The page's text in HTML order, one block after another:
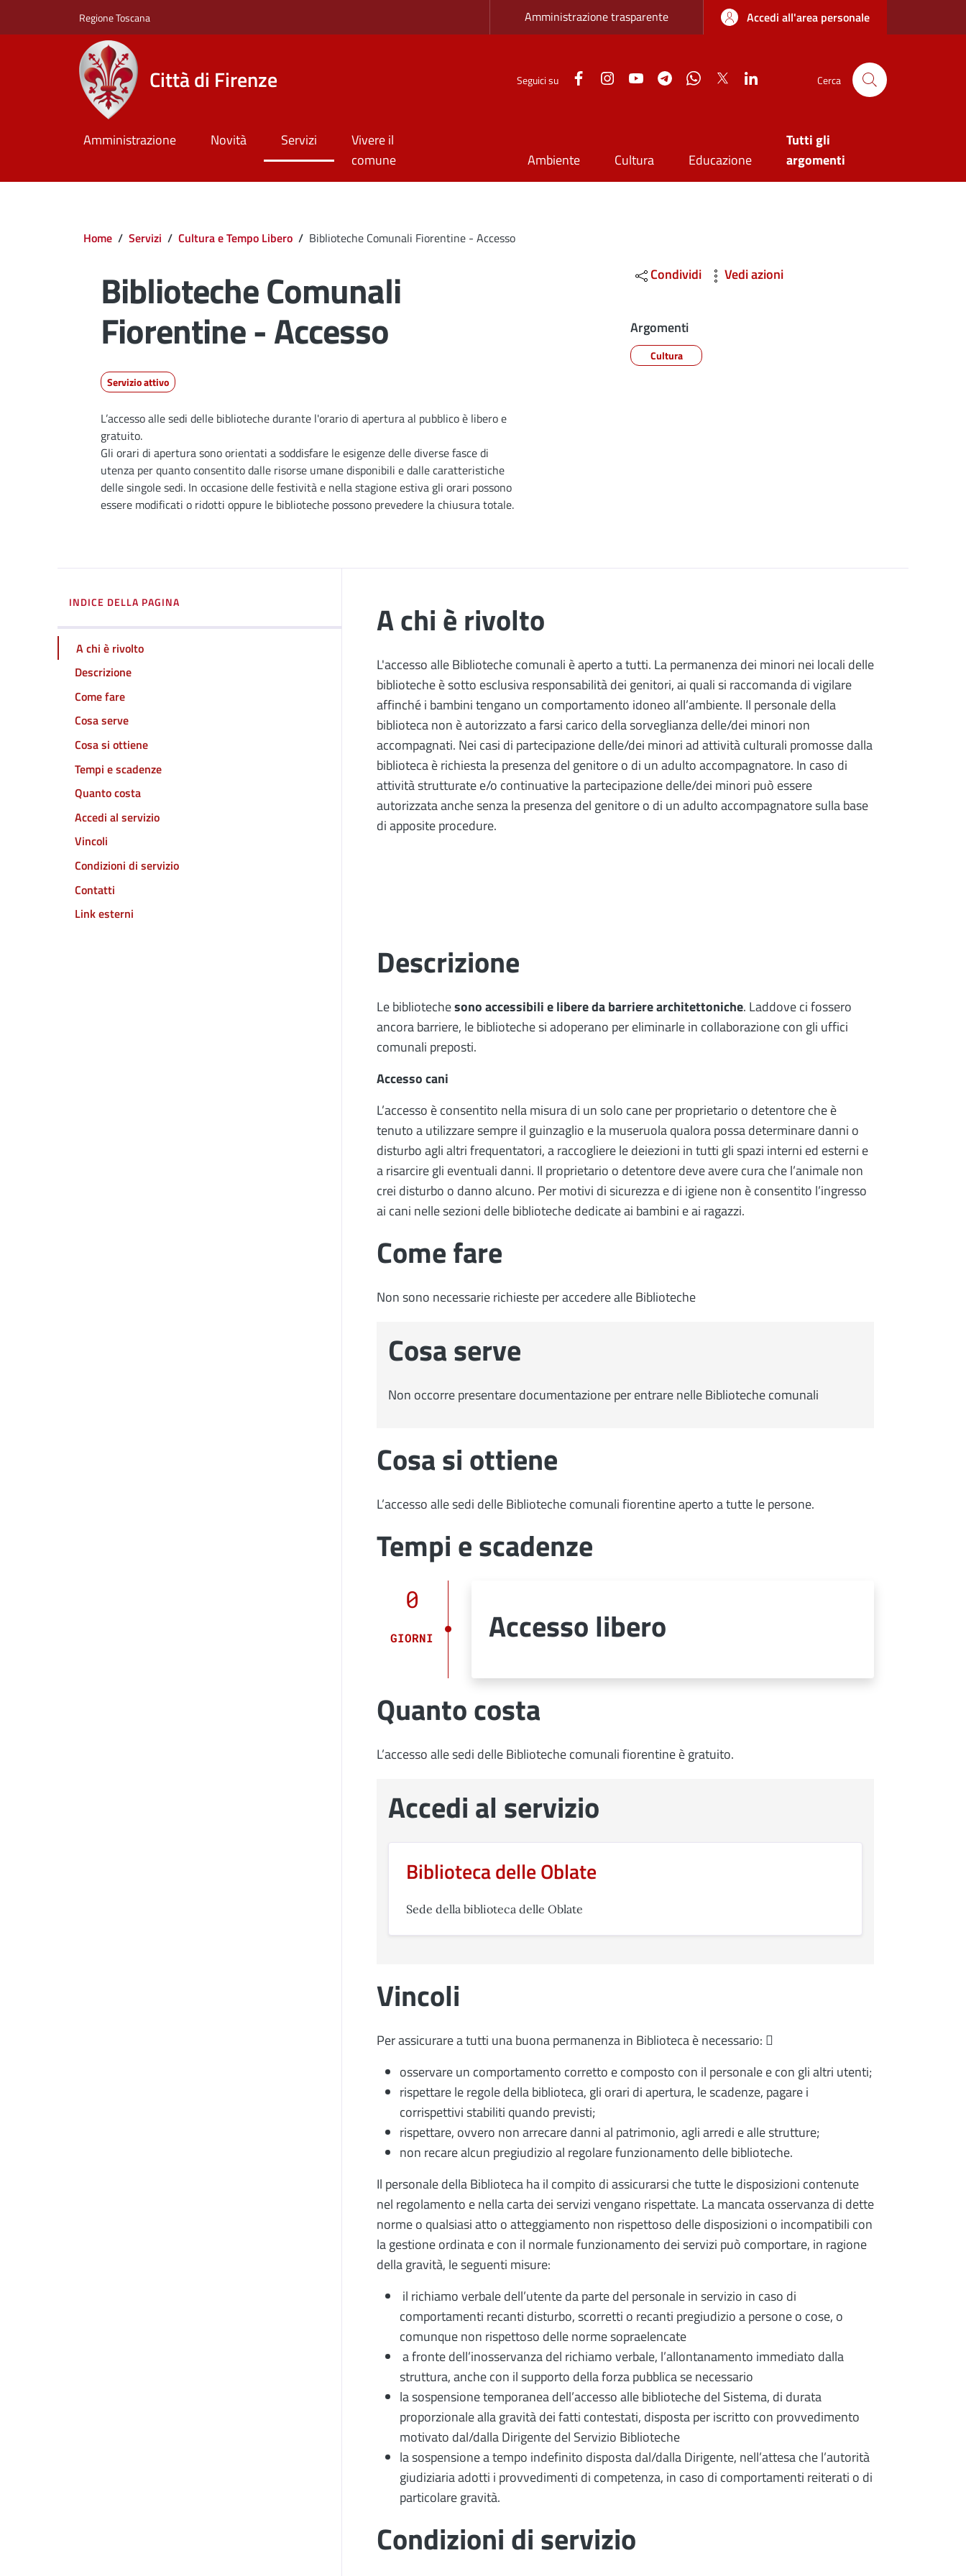
Regione Toscana Zona superiore sottile
Amministrazione trasparente Accedi all'area personale
Città di Firenze Seguici su FacebookInstagramYouTubeTelegramWhatsApp
Twitter Cerca
Amministrazione Novità Servizi
Vivere il
comune
Ambiente Cultura Educazione
Tutti gli
argomenti
Briciole di pane
Home / Servizi / Cultura e Tempo Libero / Biblioteche Comunali Fiorentine - Accesso
Biblioteche Comunali
Fiorentine - Accesso
Servizio attivo
Dettagli
L’accesso alle sedi delle biblioteche durante l'orario di apertura al pubblico è libero e
gratuito.
Gli orari di apertura sono orientati a soddisfare le esigenze delle diverse fasce di
utenza per quanto consentito dalle risorse umane disponibili e dalle caratteristiche
delle singole sedi. In occasione delle festività e nella stagione estiva gli orari possono
essere modificati o ridotti oppure le biblioteche possono prevedere la chiusura totale.
Condividi Vedi azioni
Argomenti
Cultura
INDICE DELLA PAGINA
A chi è rivolto
Descrizione
Come fare
Cosa serve
Cosa si ottiene
Tempi e scadenze
Quanto costa
Accedi al servizio
Vincoli
Condizioni di servizio
Contatti
Link esterni
A chi è rivolto
L'accesso alle Biblioteche comunali è aperto a tutti. La permanenza dei minori nei locali delle
biblioteche è sotto esclusiva responsabilità dei genitori, ai quali si raccomanda di vigilare
affinché i bambini tengano un comportamento idoneo all’ambiente. Il personale della
biblioteca non è autorizzato a farsi carico della sorveglianza delle/dei minori non
accompagnati. Nei casi di partecipazione delle/dei minori ad attività culturali promosse dalla
biblioteca è richiesta la presenza del genitore o di un adulto accompagnatore. In caso di
attività strutturate e/o continuative la partecipazione delle/dei minori può essere
autorizzata anche senza la presenza del genitore o di un adulto accompagnatore sulla base
di apposite procedure.
Descrizione
Le bibliotechesono accessibili e libere da barriere architettoniche. Laddove ci fossero
ancora barriere, le biblioteche si adoperano per eliminarle in collaborazione con gli uffici
comunali preposti.
Accesso cani
L’accesso è consentito nella misura di un solo cane per proprietario o detentore che è
tenuto a utilizzare sempre il guinzaglio e la museruola qualora possa determinare danni o
disturbo agli altri frequentatori, a raccogliere le deiezioni in tutti gli spazi interni ed esterni e
a risarcire gli eventuali danni. Il proprietario o detentore deve avere cura che l’animale non
crei disturbo o danno alcuno. Per motivi di sicurezza e di igiene non è consentito l’ingresso
ai cani nelle sezioni delle biblioteche dedicate ai bambini e ai ragazzi.
Come fare
Non sono necessarie richieste per accedere alle Biblioteche
Cosa serve
Non occorre presentare documentazione per entrare nelle Biblioteche comunali
Cosa si ottiene
L’accesso alle sedi delle Biblioteche comunali fiorentine aperto a tutte le persone.
Tempi e scadenze
0
GIORNI
Accesso libero
Quanto costa
L’accesso alle sedi delle Biblioteche comunali fiorentine è gratuito.
Accedi al servizio
Biblioteca delle Oblate
Sede della biblioteca delle Oblate
Vincoli
Per assicurare a tutti una buona permanenza in Biblioteca è necessario: 
osservare un comportamento corretto e composto con il personale e con gli altri utenti;
rispettare le regole della biblioteca, gli orari di apertura, le scadenze, pagare i
corrispettivi stabiliti quando previsti;
rispettare, ovvero non arrecare danni al patrimonio, agli arredi e alle strutture;
non recare alcun pregiudizio al regolare funzionamento delle biblioteche.
Il personale della Biblioteca ha il compito di assicurarsi che tutte le disposizioni contenute
nel regolamento e nella carta dei servizi vengano rispettate. La mancata osservanza di dette
norme o qualsiasi atto o atteggiamento non rispettoso delle disposizioni o incompatibili con
la gestione ordinata e con il normale funzionamento dei servizi può comportare, in ragione
della gravità, le seguenti misure:
il richiamo verbale dell’utente da parte del personale in servizio in caso di
comportamenti recanti disturbo, scorretti o recanti pregiudizio a persone o cose, o
comunque non rispettoso delle norme sopraelencate
a fronte dell’inosservanza del richiamo verbale, l’allontanamento immediato dalla
struttura, anche con il supporto della forza pubblica se necessario
la sospensione temporanea dell’accesso alle biblioteche del Sistema, di durata
proporzionale alla gravità dei fatti contestati, disposta per iscritto con provvedimento
motivato dal/dalla Dirigente del Servizio Biblioteche
la sospensione a tempo indefinito disposta dal/dalla Dirigente, nell’attesa che l’autorità
giudiziaria adotti i provvedimenti di competenza, in caso di comportamenti reiterati o di
particolare gravità.
Condizioni di servizio